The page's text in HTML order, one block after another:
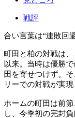
戦評
合い言葉は“連敗回
町田と柏の対戦は
以来。当時は優勝
田を寄せつけず。
リーでの対戦が実現
ホームの町田は前
し、今季初の完封